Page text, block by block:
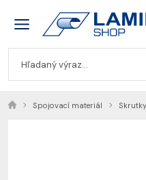
Spojovací materiál Skrutky